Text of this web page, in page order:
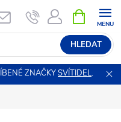
HLEDAT
NÁKUPNÍ
KOŠÍK
ZNAČKYSVÍTIDEL.